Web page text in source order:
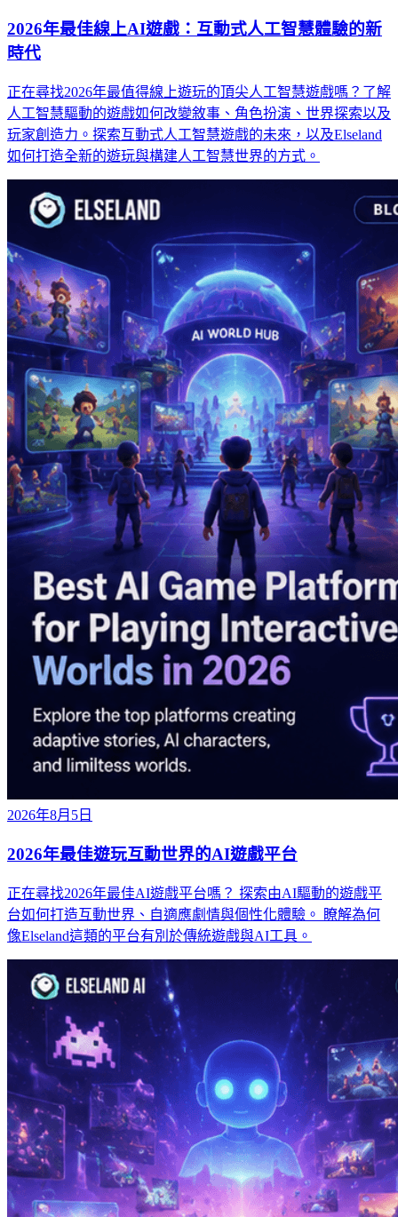
2026年最佳線上AI遊戲：互動式人工智慧體驗的新
時代
正在尋找2026年最值得線上遊玩的頂尖人工智慧遊戲嗎？了解
人工智慧驅動的遊戲如何改變敘事、角色扮演、世界探索以及
玩家創造力。探索互動式人工智慧遊戲的未來，以及Elseland
如何打造全新的遊玩與構建人工智慧世界的方式。
2026年8月5日
2026年最佳遊玩互動世界的AI遊戲平台
正在尋找2026年最佳AI遊戲平台嗎？ 探索由AI驅動的遊戲平
台如何打造互動世界、自適應劇情與個性化體驗。 瞭解為何
像Elseland這類的平台有別於傳統遊戲與AI工具。